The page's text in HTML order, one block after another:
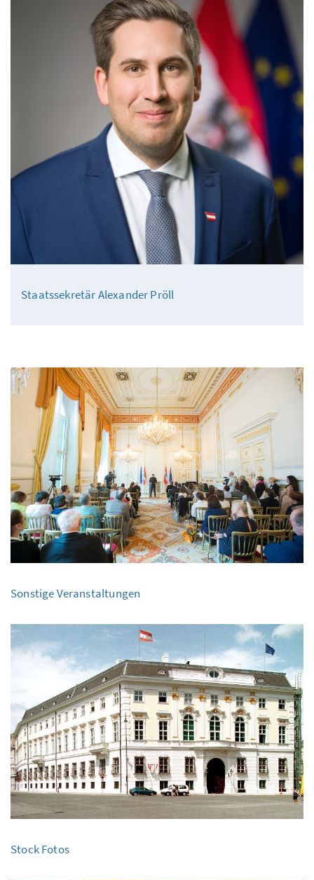
Staatssekretär Alexander Pröll
Sonstige Veranstaltungen
Stock Fotos